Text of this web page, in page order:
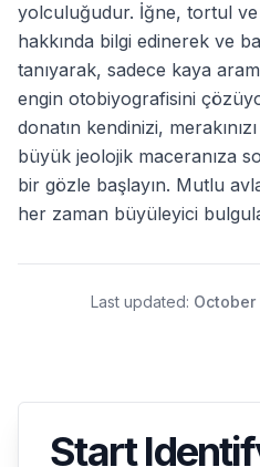
yolculuğudur. İğne, tortul
hakkında bilgi edinerek ve
tanıyarak, sadece kaya
engin otobiyografisini
donatın kendinizi,
büyük jeolojik maceranıza
bir gözle başlayın. Mutlu
her zaman büyüleyici
Last updated: October
Start